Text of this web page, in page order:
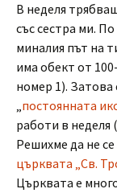
В неделя
със сестра ми.
миналия път на
има обект от
номер 1). Затова
„постоянната
работи в неделя
Решихме да не
църквата „Св.
Църквата е